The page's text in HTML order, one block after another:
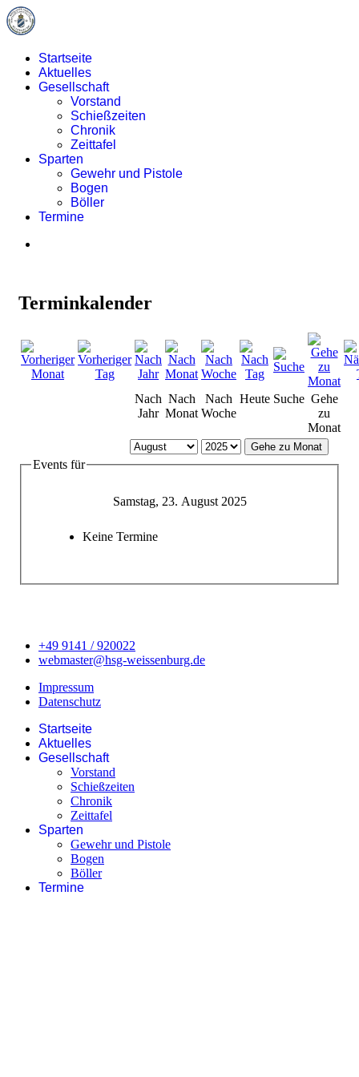
Startseite
Aktuelles
Gesellschaft
Vorstand
Schießzeiten
Chronik
Zeittafel
Sparten
Gewehr und Pistole
Bogen
Böller
Termine
Terminkalender
Nach
Jahr
Nach
Monat
Nach
Woche
Heute Suche Gehe
zu
Monat
Gehe zu Monat
Events für
Samstag, 23. August 2025
Keine Termine
+49 9141 / 920022
webmaster@hsg-weissenburg.de
Impressum
Datenschutz
Startseite
Aktuelles
Gesellschaft
Vorstand
Schießzeiten
Chronik
Zeittafel
Sparten
Gewehr und Pistole
Bogen
Böller
Termine